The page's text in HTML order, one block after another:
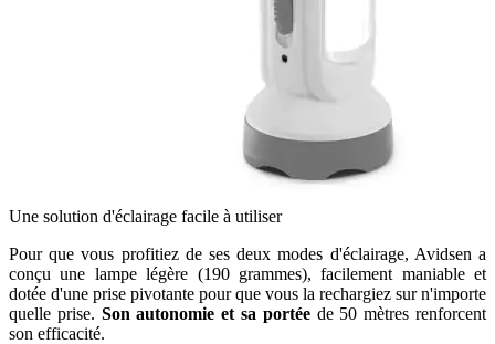
Une solution d'éclairage facile à utiliser
Pour que vous profitiez de ses deux modes d'éclairage, Avidsen a
conçu une lampe légère (190 grammes), facilement maniable et
dotée d'une prise pivotante pour que vous la rechargiez sur n'importe
quelle prise. Son autonomie et sa portéede 50 mètres renforcent
son efficacité.